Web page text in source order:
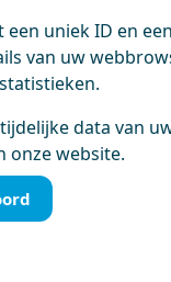
een uniek ID en
van uw
data van
onze website.